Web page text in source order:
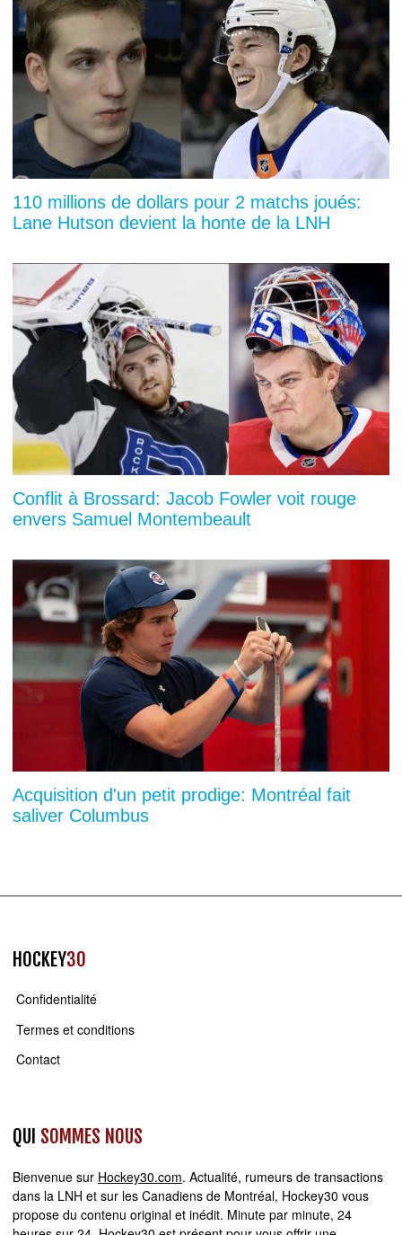
110 millions de dollars pour 2 matchs joués:
Lane Hutson devient la honte de la LNH
Conflit à Brossard: Jacob Fowler voit rouge
envers Samuel Montembeault
Acquisition d'un petit prodige: Montréal fait
saliver Columbus
HOCKEY30
Confidentialité
Termes et conditions
Contact
QUI SOMMES NOUS
Bienvenue sur Hockey30.com. Actualité, rumeurs de transactions
dans la LNH et sur les Canadiens de Montréal, Hockey30 vous
propose du contenu original et inédit. Minute par minute, 24